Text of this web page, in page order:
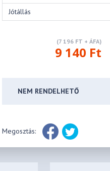
Jótállás
(7 196 FT + ÁFA)
9 140 Ft
NEM RENDELHETŐ
Megosztás: